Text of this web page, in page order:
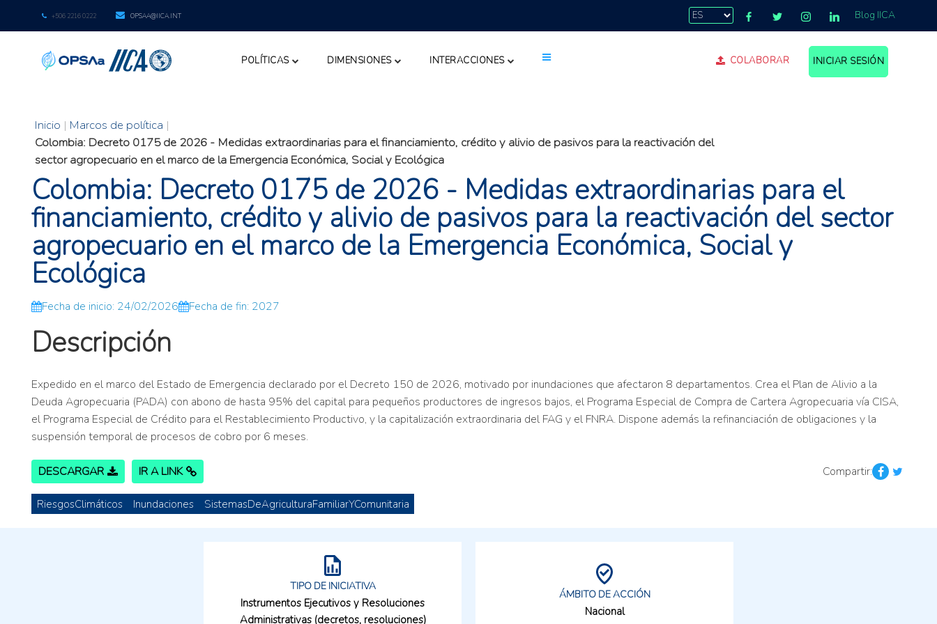
+506 2216 0222 OPSAA@IICA.INT Blog IICA
POLÍTICAS DIMENSIONES INTERACCIONES COLABORAR INICIAR SESIÓN
Inicio | Marcos de política |
Colombia: Decreto 0175 de 2026 - Medidas extraordinarias para el financiamiento, crédito y alivio de pasivos para la reactivación del
sector agropecuario en el marco de la Emergencia Económica, Social y Ecológica
Colombia: Decreto 0175 de 2026 - Medidas extraordinarias para el
financiamiento, crédito y alivio de pasivos para la reactivación del sector
agropecuario en el marco de la Emergencia Económica, Social y
Ecológica
Fecha de inicio: 24/02/2026 Fecha de fin: 2027
Descripción
Expedido en el marco del Estado de Emergencia declarado por el Decreto 150 de 2026, motivado por inundaciones que afectaron 8 departamentos. Crea el Plan de Alivio a la
Deuda Agropecuaria (PADA) con abono de hasta 95% del capital para pequeños productores de ingresos bajos, el Programa Especial de Compra de Cartera Agropecuaria vía CISA,
el Programa Especial de Crédito para el Restablecimiento Productivo, y la capitalización extraordinaria del FAG y el FNRA. Dispone además la refinanciación de obligaciones y la
suspensión temporal de procesos de cobro por 6 meses.
DESCARGAR IR A LINK Compartir:
RiesgosClimáticos Inundaciones SistemasDeAgriculturaFamiliarYComunitaria
TIPO DE INICIATIVA
Instrumentos Ejecutivos y Resoluciones
Administrativas (decretos, resoluciones)
ÁMBITO DE ACCIÓN
Nacional